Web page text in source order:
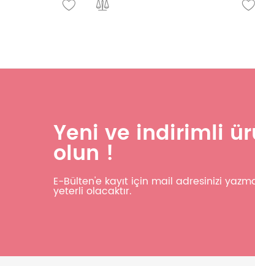
Yeni ve indirimli
olun !
E-Bülten'e kayıt için mail adresinizi
yeterli olacaktır.